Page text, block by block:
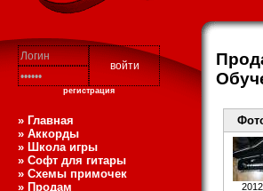
регистрация
» Главная
» Аккорды
» Школа игры
» Софт для гитары
» Схемы примочек
» Продам